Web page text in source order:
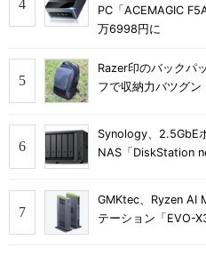
PC「ACEMAGIC
万6998円に
Razer印のバックパ
フで収納力バツグ
Synology、2.5GbE
NAS「DiskStation
GMKtec、Ryzen AI
テーション「EVO-